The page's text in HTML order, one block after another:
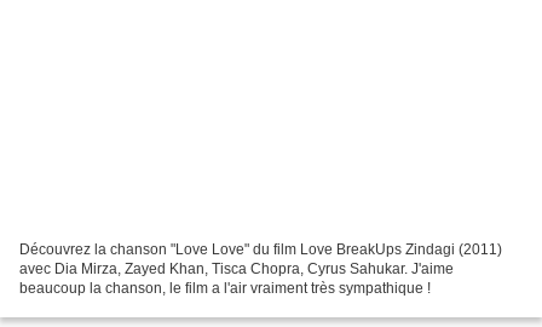
Découvrez la chanson "Love Love" du film Love BreakUps Zindagi (2011)
avec Dia Mirza, Zayed Khan, Tisca Chopra, Cyrus Sahukar. J'aime
beaucoup la chanson, le film a l'air vraiment très sympathique !